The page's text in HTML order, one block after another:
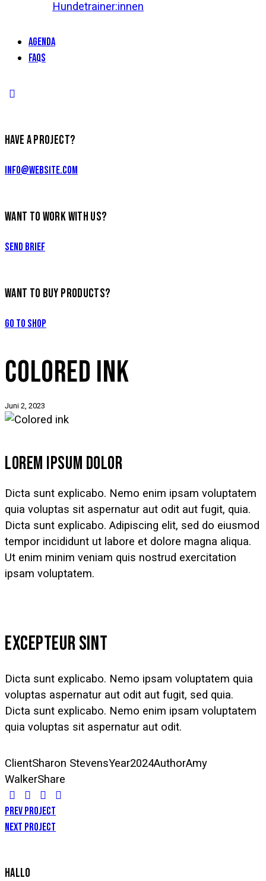
Hundetrainer:innen
AGENDA
FAQs
HAVE A PROJECT?
info@website.com
WANT TO WORK WITH US?
Send Brief
WANT TO BUY PRODUCTS?
Go to Shop
COLORED INK
Juni 2, 2023
LOREM IPSUM DOLOR
Dicta sunt explicabo. Nemo enim ipsam voluptatem
quia voluptas sit aspernatur aut odit aut fugit, quia.
Dicta sunt explicabo. Adipiscing elit, sed do eiusmod
tempor incididunt ut labore et dolore magna aliqua.
Ut enim minim veniam quis nostrud exercitation
ipsam voluptatem.
EXCEPTEUR SINT
Dicta sunt explicabo. Nemo ipsam voluptatem quia
voluptas aspernatur aut odit aut fugit, sed quia.
Dicta sunt explicabo. Nemo enim ipsam voluptatem
quia voluptas sit aspernatur aut odit.
ClientSharon StevensYear2024AuthorAmy
WalkerShare
BEITRAGSNAVIGATION
Prev Project
Next Project
HALLO